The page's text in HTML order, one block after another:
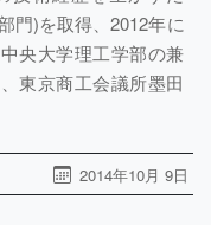
門)を取得、2012年に
央大学理工学部の兼
東京商工会議所墨田
2014年10月 9日